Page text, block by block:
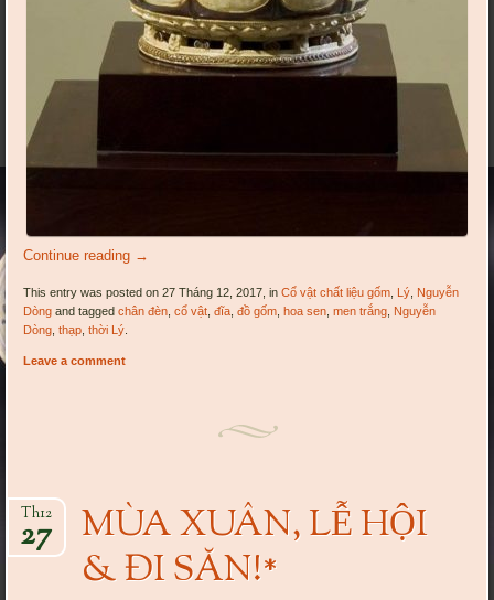
Continue reading →
This entry was posted on 27 Tháng 12, 2017, inCổ vật chất liệu gốm Lý Nguyễn
Dòng and taggedchân đèn ,cổ vật ,đĩa ,đồ gốm ,hoa sen ,men trắng Nguyễn
Dòng ,thạp ,thời Lý
Leave a comment
MÙA XUÂN, LỄ HỘI
& ĐI SĂN!*
Th12
27